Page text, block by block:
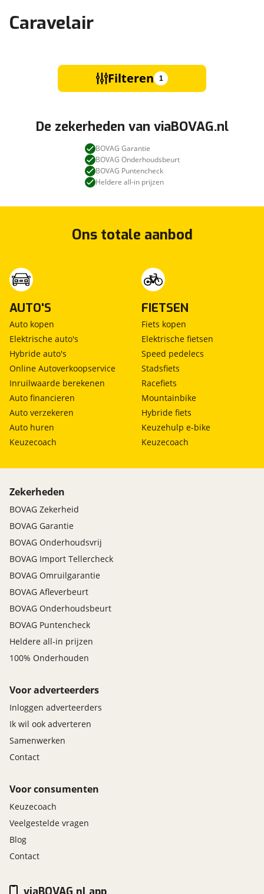
Caravelair
Filteren 1
De zekerheden van viaBOVAG.nl
BOVAG Garantie
BOVAG Onderhoudsbeurt
BOVAG Puntencheck
Heldere all-in prijzen
Ons totale aanbod
AUTO'S
Auto kopen
Elektrische auto's
Hybride auto's
Online Autoverkoopservice
Inruilwaarde berekenen
Auto financieren
Auto verzekeren
Auto huren
Keuzecoach
FIETSEN
Fiets kopen
Elektrische fietsen
Speed pedelecs
Stadsfiets
Racefiets
Mountainbike
Hybride fiets
Keuzehulp e-bike
Keuzecoach
Zekerheden
BOVAG Zekerheid
BOVAG Garantie
BOVAG Onderhoudsvrij
BOVAG Import Tellercheck
BOVAG Omruilgarantie
BOVAG Afleverbeurt
BOVAG Onderhoudsbeurt
BOVAG Puntencheck
Heldere all-in prijzen
100% Onderhouden
Voor adverteerders
Inloggen adverteerders
Ik wil ook adverteren
Samenwerken
Contact
Voor consumenten
Keuzecoach
Veelgestelde vragen
Blog
Contact